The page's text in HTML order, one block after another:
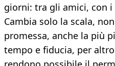
giorni: tra gli amici, con
Cambia solo la scala,
promessa, anche la più
tempo e fiducia, per